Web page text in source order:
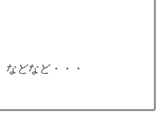
どなど・・・